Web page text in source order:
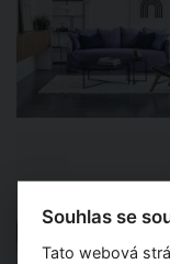
Souhlas se
Tato webová